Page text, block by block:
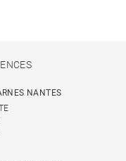
NANTES